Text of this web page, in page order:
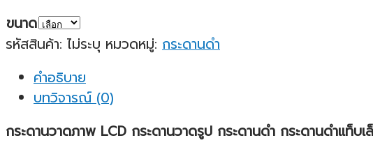
ขนาด
รหัสสินค้า: ไม่ระบุ หมวดหมู่: กระดานดำ
คำอธิบาย
บทวิจารณ์ (0)
กระดานวาดภาพ LCD กระดานวาดรูป กระดานดำ กระดานดำแท็